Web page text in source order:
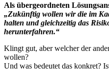
Als übergeordneten
„Zukünftig wollen wir die im
halten und gleichzeitig das
herunterfahren.“
Klingt gut, aber welcher der
wollen?
Und was bedeutet das konkret?